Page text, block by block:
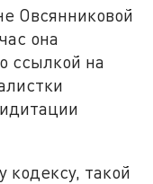
Овсянниковой
она
ссылкой на
кодексу, такой